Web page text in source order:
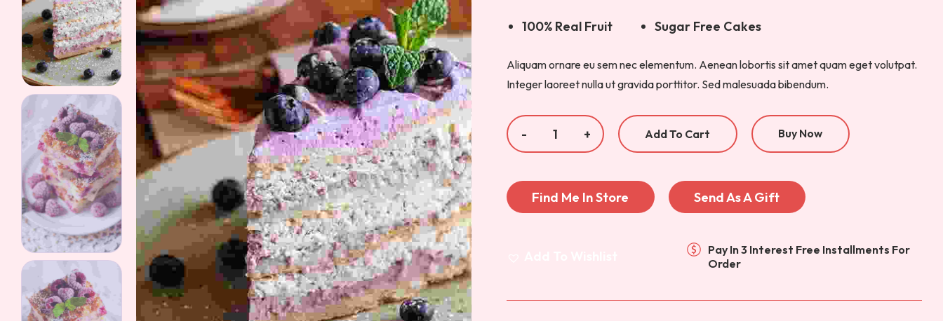
100% Real Fruit Sugar Free Cakes
Aliquam ornare eu sem nec elementum. Aenean lobortis sit amet quam eget volutpat.
Integer laoreet nulla ut gravida porttitor. Sed malesuada bibendum.
Add To Cart Buy Now
Find Me In Store Send As A Gift
Pay In 3 Interest Free Installments For
Order